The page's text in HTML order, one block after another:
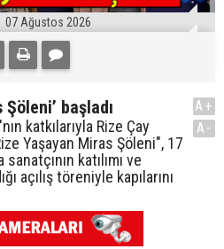
07 Ağustos 2026
Şöleni’ başladı
katkılarıyla Rize Çay
Yaşayan Miras Şöleni", 17
katılımı ve
açılış töreniyle kapılarını
A+
A-